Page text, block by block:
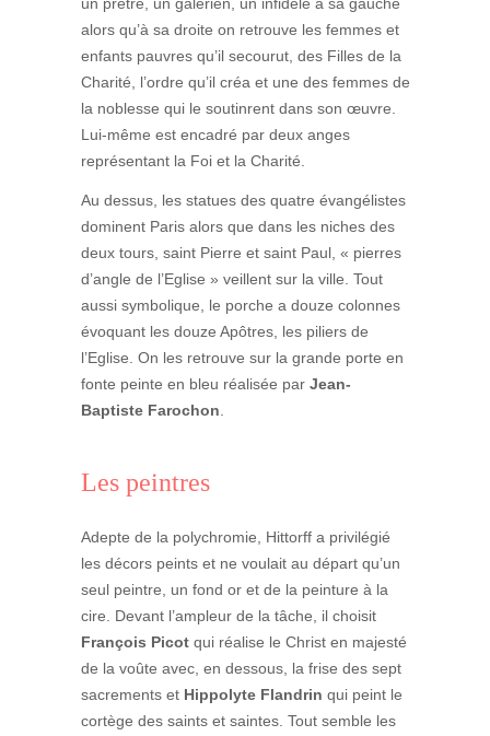
alors qu’à sa droite on retrouve les femmes et
enfants pauvres qu’il secourut, des Filles de la
Charité, l’ordre qu’il créa et une des femmes de
la noblesse qui le soutinrent dans son œuvre.
Lui-même est encadré par deux anges
représentant la Foi et la Charité.
Au dessus, les statues des quatre évangélistes
dominent Paris alors que dans les niches des
deux tours, saint Pierre et saint Paul, « pierres
d’angle de l’Eglise » veillent sur la ville. Tout
aussi symbolique, le porche a douze colonnes
évoquant les douze Apôtres, les piliers de
l’Eglise. On les retrouve sur la grande porte en
fonte peinte en bleu réalisée par Jean-
Baptiste Farochon
Les peintres
Adepte de la polychromie, Hittorff a privilégié
les décors peints et ne voulait au départ qu’un
seul peintre, un fond or et de la peinture à la
cire. Devant l’ampleur de la tâche, il choisit
François Picotqui réalise le Christ en majesté
de la voûte avec, en dessous, la frise des sept
sacrements et Hippolyte Flandrin qui peint le
cortège des saints et saintes. Tout semble les